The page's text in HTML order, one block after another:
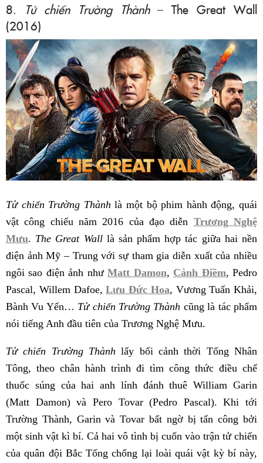
8. Tử chiến Trường Thành– The Great Wall
(2016)
Tử chiến Trường Thành là một bộ phim hành động, quái
vật công chiếu năm 2016 của đạo diễn Trương Nghệ
Mưu. The Great Walllà sản phẩm hợp tác giữa hai nền
điện ảnh Mỹ – Trung với sự tham gia diễn xuất của nhiều
ngôi sao điện ảnh nhưMatt Damon, Cảnh Điềm, Pedro
Pascal, Willem Dafoe,Lưu Đức Hoa, Vương Tuấn Khải,
Bành Vu Yến… Tử chiến Trường Thành cũng là tác phẩm
nói tiếng Anh đầu tiên của Trương Nghệ Mưu.
Tử chiến Trường Thành lấy bối cảnh thời Tống Nhân
Tông, theo chân hành trình đi tìm công thức điều chế
thuốc súng của hai anh lính đánh thuê William Garin
(Matt Damon) và Pero Tovar (Pedro Pascal). Khi tới
Trường Thành, Garin và Tovar bất ngờ bị tấn công bởi
một sinh vật kì bí. Cả hai vô tình bị cuốn vào trận tử chiến
của quân đội Bắc Tống chống lại loài quái vật kỳ bí này,